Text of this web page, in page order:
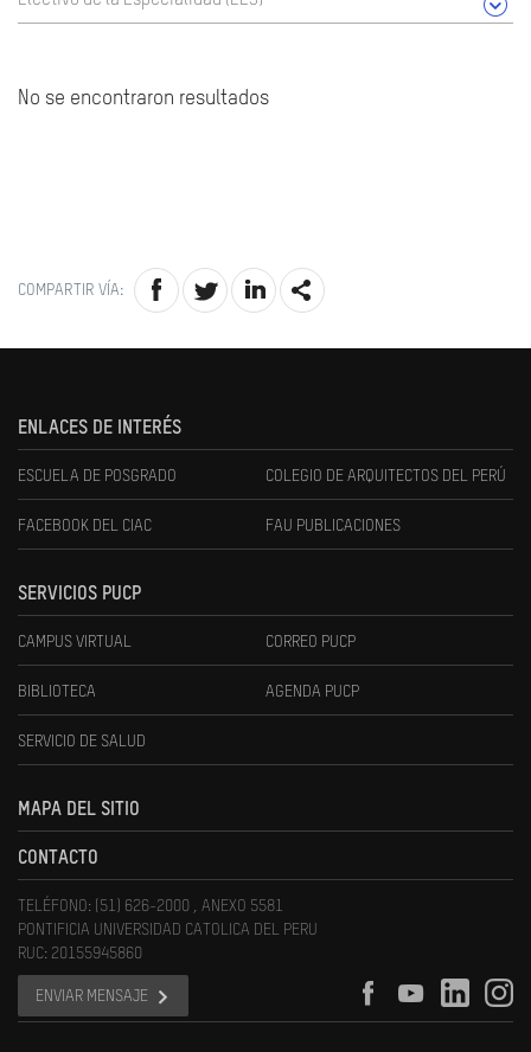
No se encontraron resultados
COMPARTIR VÍA:
ENLACES DE INTERÉS
ESCUELA DE POSGRADO COLEGIO DE ARQUITECTOS DEL PERÚ
FACEBOOK DEL CIAC FAU PUBLICACIONES
SERVICIOS PUCP
CAMPUS VIRTUAL CORREO PUCP
BIBLIOTECA AGENDA PUCP
SERVICIO DE SALUD
MAPA DEL SITIO
CONTACTO
TELÉFONO: (51) 626-2000 , ANEXO 5581
PONTIFICIA UNIVERSIDAD CATOLICA DEL PERU
RUC: 20155945860
ENVIAR MENSAJE